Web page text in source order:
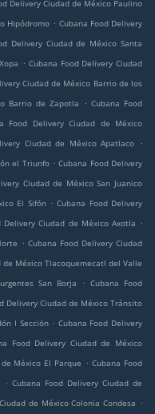
Delivery Ciudad de México Paulino
Hipódromo . Cubana Food Delivery
Delivery Ciudad de México Santa
. Cubana Food Delivery Ciudad
Ciudad de México Barrio de los
Barrio de Zapotla . Cubana Food
Food Delivery Ciudad de México
Ciudad de México Apatlaco
.
el Triunfo . Cubana Food Delivery
Ciudad de México San Juanico
El Sifón . Cubana Food Delivery
Delivery Ciudad de México Axotla .
. Cubana Food Delivery Ciudad
de México Tlacoquemecatl del Valle
San Borja . Cubana Food
Delivery Ciudad de México Tránsito
I Sección . Cubana Food Delivery
Food Delivery Ciudad de México
México El Parque . Cubana Food
. Cubana Food Delivery Ciudad de
de México Colonia Condesa .